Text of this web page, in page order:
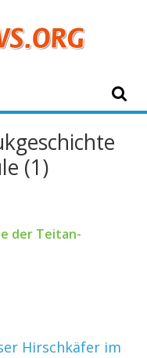
(1)
der Teitan-
Hirschkäfer im